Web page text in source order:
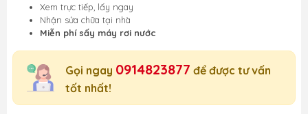
Xem trực tiếp, lấy ngay
Nhận sửa chữa tại nhà
Miễn phí sấy máy rơi nước
Gọi ngay 0914823877 để được tư vấn
tốt nhất!